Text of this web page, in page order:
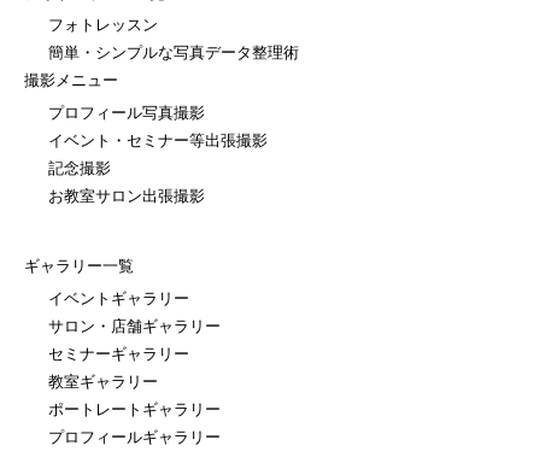
フォトレッスン
簡単・シンプルな写真データ整理術
撮影メニュー
プロフィール写真撮影
イベント・セミナー等出張撮影
記念撮影
お教室サロン出張撮影
ギャラリー一覧
イベントギャラリー
サロン・店舗ギャラリー
セミナーギャラリー
教室ギャラリー
ポートレートギャラリー
プロフィールギャラリー